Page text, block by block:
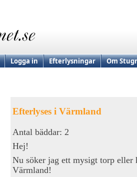
Logga in Efterlysningar Om
Efterlyses i Värmland
Antal bäddar: 2
Hej!
Nu söker jag ett mysigt torp eller
Värmland!